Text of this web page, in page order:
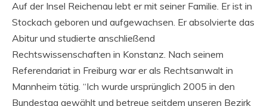
Auf der Insel Reichenau lebt er mit seiner Familie. Er ist in
Stockach geboren und aufgewachsen. Er absolvierte das
Abitur und studierte anschließend
Rechtswissenschaften in Konstanz. Nach seinem
Referendariat in Freiburg war er als Rechtsanwalt in
Mannheim tätig. “Ich wurde ursprünglich 2005 in den
Bundestag gewählt und betreue seitdem unseren Bezirk